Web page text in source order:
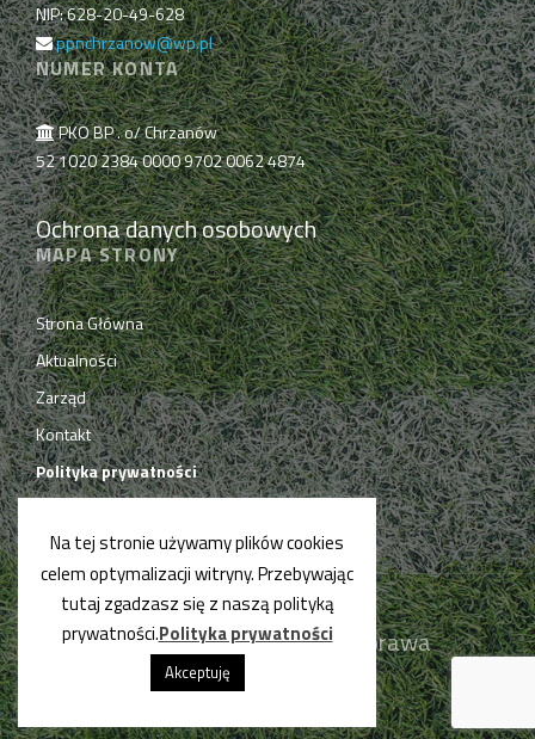
NIP: 628-20-49-628
ppnchrzanow@wp.pl
NUMER KONTA
PKO BP . o/ Chrzanów
52 1020 2384 0000 9702 0062 4874
Ochrona danych osobowych
MAPA STRONY
Strona Główna
Aktualności
Zarząd
Kontakt
Polityka prywatności
© PPN Chrzanów 2019. Wszelkie prawa
Na tej stronie używamy plików cookies
celem optymalizacji witryny. Przebywając
tutaj zgadzasz się z naszą polityką
prywatności.Polityka prywatności
Akceptuję